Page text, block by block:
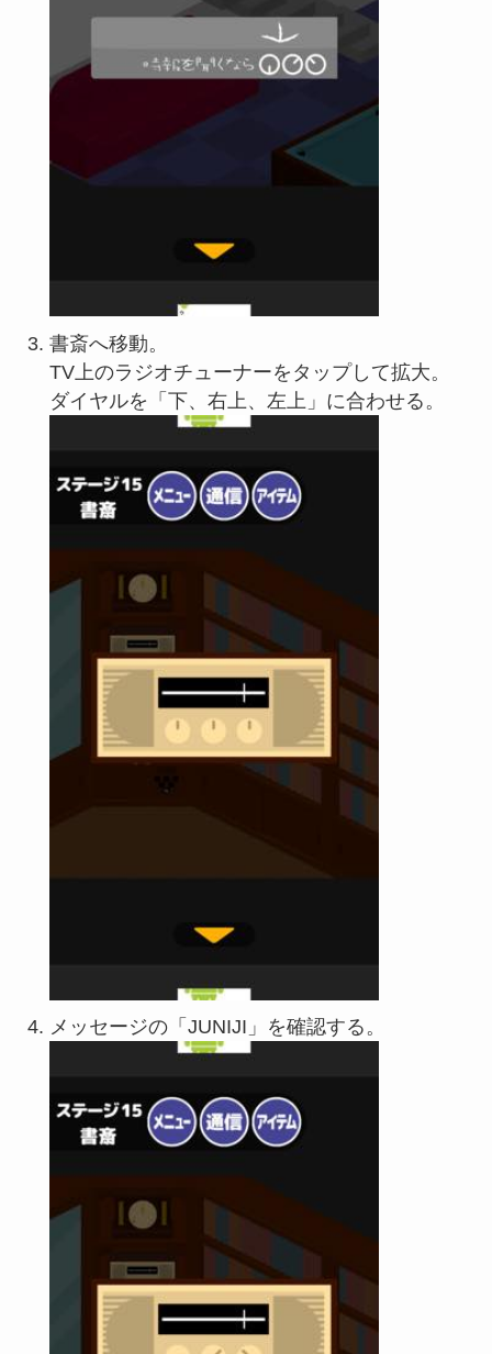
書斎へ移動。
TV上のラジオチューナーをタップして拡大。
ダイヤルを「下、右上、左上」に合わせる。
メッセージの「JUNIJI」を確認する。